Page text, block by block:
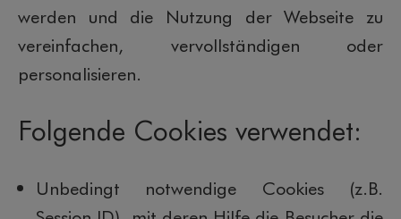
werden und die Nutzung der Webseite zu
vereinfachen, vervollständigen oder
personalisieren.
Folgende Cookies verwendet:
Unbedingt notwendige Cookies (z.B.